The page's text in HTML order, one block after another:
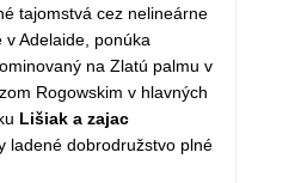
tajomstvá cez nelineárne
Adelaide, ponúka
na Zlatú palmu v
Rogowskim v hlavných
Lišiak a zajac
ladené dobrodružstvo plné